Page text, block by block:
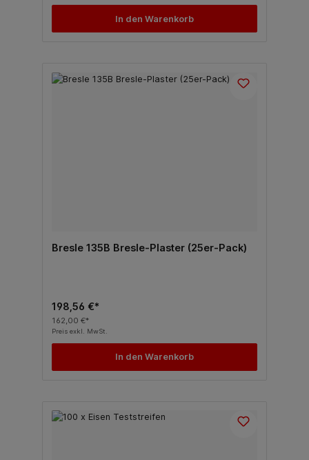
In den Warenkorb
Bresle 135B Bresle-Plaster (25er-Pack)
198,56 €*
162,00 €*
Preis exkl. MwSt.
In den Warenkorb